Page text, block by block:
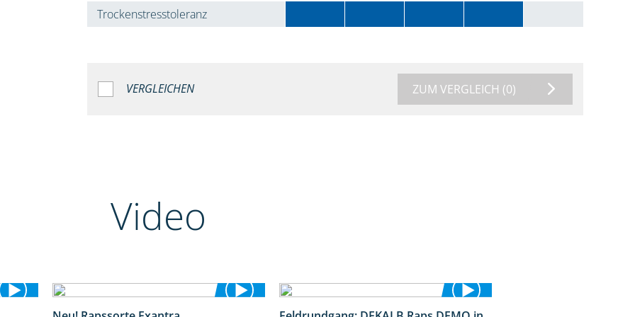
Trockenstresstoleranz
VERGLEICHEN ZUM VERGLEICH (0)
Video